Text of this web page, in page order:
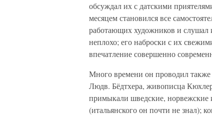
обсуждал их с датскими
месяцем становился все
работающих художников и слушал
неплохо; его наброски с их
впечатление совершенно
Много времени он проводил также
Людв. Бёдтхера, живописца
примыкали шведские, норвежские
(итальянского он почти не знал);